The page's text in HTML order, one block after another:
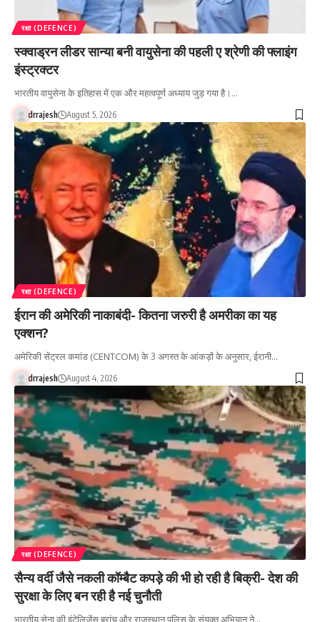
रक्षा (DEFENCE)
स्क्वाड्रन लीडर सान्या बनी वायुसेना की पहली ए श्रेणी की फ्लाइंग
इंस्ट्रक्टर
भारतीय वायुसेना के इतिहास में एक और महत्वपूर्ण अध्याय जुड़ गया है।…
drrajesh August 5, 2026
रक्षा (DEFENCE)
ईरान की अमेरिकी नाकाबंदी- कितना जरुरी है अमरीका का यह
एक्शन?
अमेरिकी सेंट्रल कमांड (CENTCOM) के 3 अगस्त के आंकड़ों के अनुसार, ईरानी…
drrajesh August 4, 2026
रक्षा (DEFENCE)
सैन्य वर्दी जैसे नकली कॉम्बैट कपड़े की भी हो रही है बिक्री- देश की
सुरक्षा के लिए बन रही है नई चुनौती
भारतीय सेना की इंटेलिजेंस ब्रांच और राजस्थान पुलिस के संयुक्त अभियान ने…